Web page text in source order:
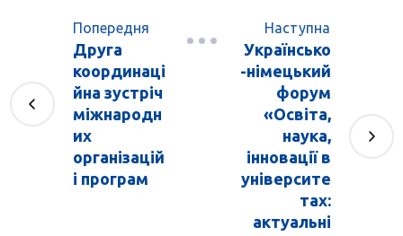
Попередня
Друга
координаці
йна зустріч
міжнародн
их
організацій
і програм
Наступна
Українсько
-німецький
форум
«Освіта,
наука,
інновації в
університе
тах:
актуальні